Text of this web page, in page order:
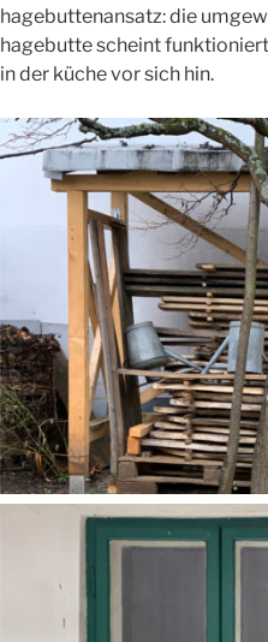
hagebuttenansatz: die
hagebutte scheint
in der küche vor sich hin.